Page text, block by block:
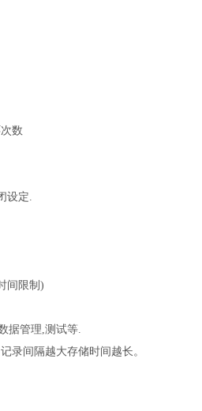
数
设定.
间限制)
据管理,测试等.
录间隔越大存储时间越长。